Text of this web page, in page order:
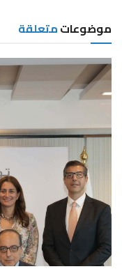
موضوعاتمتعلقة